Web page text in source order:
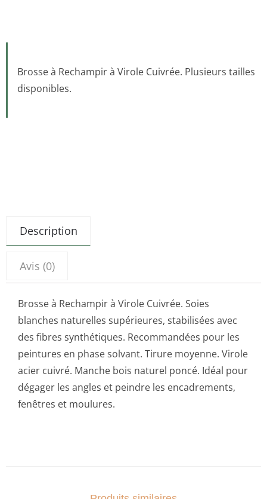
Brosse à Rechampir à Virole Cuivrée. Plusieurs tailles
disponibles.
Description
Avis (0)
Brosse à Rechampir à Virole Cuivrée. Soies
blanches naturelles supérieures, stabilisées avec
des fibres synthétiques. Recommandées pour les
peintures en phase solvant. Tirure moyenne. Virole
acier cuivré. Manche bois naturel poncé. Idéal pour
dégager les angles et peindre les encadrements,
fenêtres et moulures.